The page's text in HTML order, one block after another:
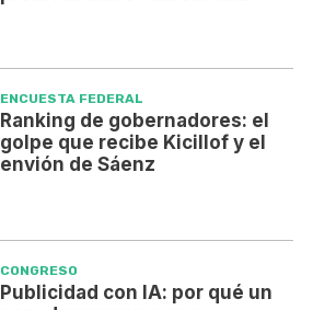
ENCUESTA FEDERAL
Ranking de gobernadores: el
golpe que recibe Kicillof y el
envión de Sáenz
CONGRESO
Publicidad con IA: por qué un